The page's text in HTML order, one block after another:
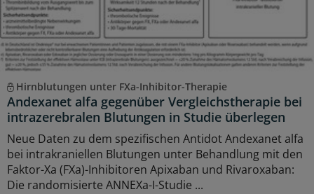
Hirnblutungen unter FXa-Inhibitor-Therapie
Andexanet alfa gegenüber Vergleichstherapie bei
intrazerebralen Blutungen in Studie überlegen
Neue Daten zu dem spezifischen Antidot Andexanet alfa
bei intrakraniellen Blutungen unter Behandlung mit den
Faktor-Xa (FXa)-Inhibitoren Apixaban und Rivaroxaban:
Die randomisierte ANNEXa-I-Studie ...